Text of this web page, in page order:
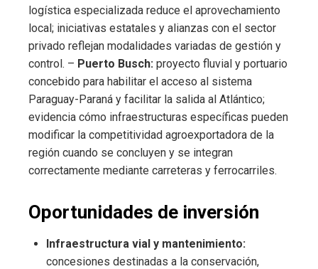
logística especializada reduce el aprovechamiento
local; iniciativas estatales y alianzas con el sector
privado reflejan modalidades variadas de gestión y
control. – Puerto Busch: proyecto fluvial y portuario
concebido para habilitar el acceso al sistema
Paraguay-Paraná y facilitar la salida al Atlántico;
evidencia cómo infraestructuras específicas pueden
modificar la competitividad agroexportadora de la
región cuando se concluyen y se integran
correctamente mediante carreteras y ferrocarriles.
Oportunidades de inversión
Infraestructura vial y mantenimiento:
concesiones destinadas a la conservación,